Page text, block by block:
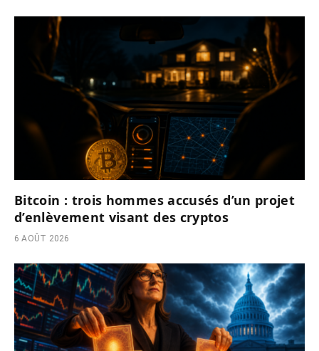
Bitcoin : trois hommes accusés d’un projet
d’enlèvement visant des cryptos
6 AOÛT 2026